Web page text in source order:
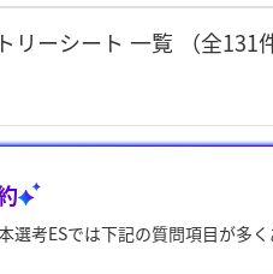
[27卒] 本選考体験記
みんなのDX企業就職
みんなのIT業界新卒
業研究
ーシート 一覧 （全131件
考ESでは下記の質問項目が多く